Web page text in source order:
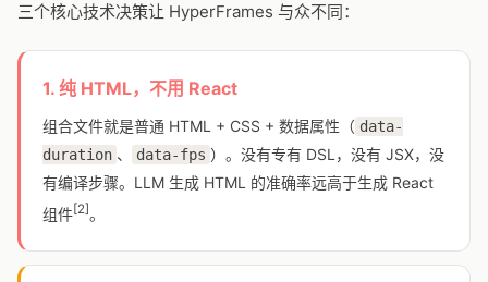
三个核心技术决策让 HyperFrames 与众不同：
1. 纯 HTML，不用 React
组合文件就是普通 HTML + CSS + 数据属性（ data-
duration 、 data-fps ）。没有专有 DSL，没有 JSX，没
有编译步骤。LLM 生成 HTML 的准确率远高于生成 React
组件[2]。